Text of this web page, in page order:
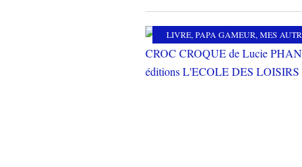
LIVRE, PAPA GAMEUR, MES AUTRES PASSIONS